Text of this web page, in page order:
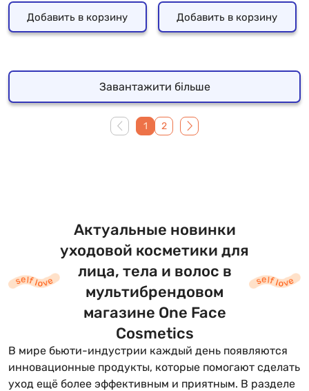
Добавить в корзину Добавить в корзину
Завантажити більше
1 2
Актуальные новинки
уходовой косметики для
лица, тела и волос в
мультибрендовом
магазине One Face
Cosmetics
В мире бьюти-индустрии каждый день появляются
инновационные продукты, которые помогают сделать
уход ещё более эффективным и приятным. В разделе